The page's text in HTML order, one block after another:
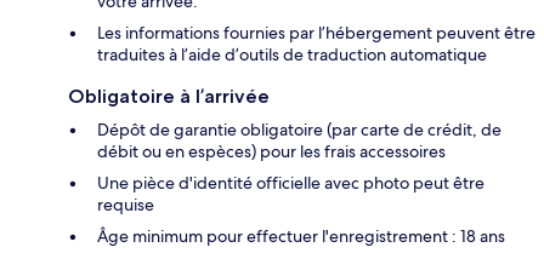
Les informations fournies par l’hébergement peuvent être
traduites à l’aide d’outils de traduction automatique
Obligatoire à l’arrivée
Dépôt de garantie obligatoire (par carte de crédit, de
débit ou en espèces) pour les frais accessoires
Une pièce d'identité officielle avec photo peut être
requise
Âge minimum pour effectuer l'enregistrement : 18 ans